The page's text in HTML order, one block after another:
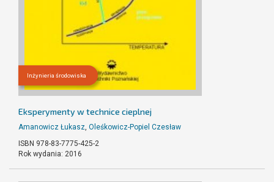
Inżynieria środowiska
Eksperymenty w technice cieplnej
Amanowicz Łukasz, Oleśkowicz-Popiel Czesław
ISBN 978-83-7775-425-2
Rok wydania: 2016